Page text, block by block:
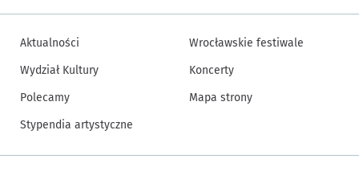
Aktualności
Wydział Kultury
Polecamy
Stypendia artystyczne
Wrocławskie festiwale
Koncerty
Mapa strony